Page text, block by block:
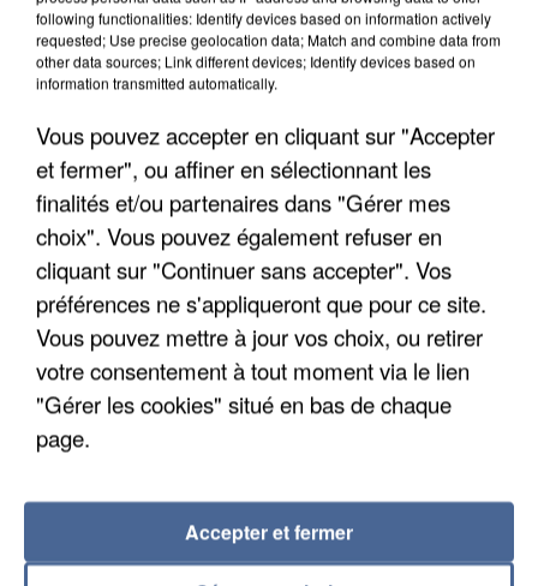
APRÈS TOUTES CES CANICULES, LES REFUGES
DE FAUNE SAUVAGE SONT...
following functionalities: Identify devices based on information actively
requested; Use precise geolocation data; Match and combine data from
other data sources; Link different devices; Identify devices based on
information transmitted automatically.
Vous pouvez accepter en cliquant sur "Accepter
et fermer", ou affiner en sélectionnant les
finalités et/ou partenaires dans "Gérer mes
choix". Vous pouvez également refuser en
cliquant sur "Continuer sans accepter". Vos
préférences ne s'appliqueront que pour ce site.
Vous pouvez mettre à jour vos choix, ou retirer
votre consentement à tout moment via le lien
"Gérer les cookies" situé en bas de chaque
page.
Accepter et fermer